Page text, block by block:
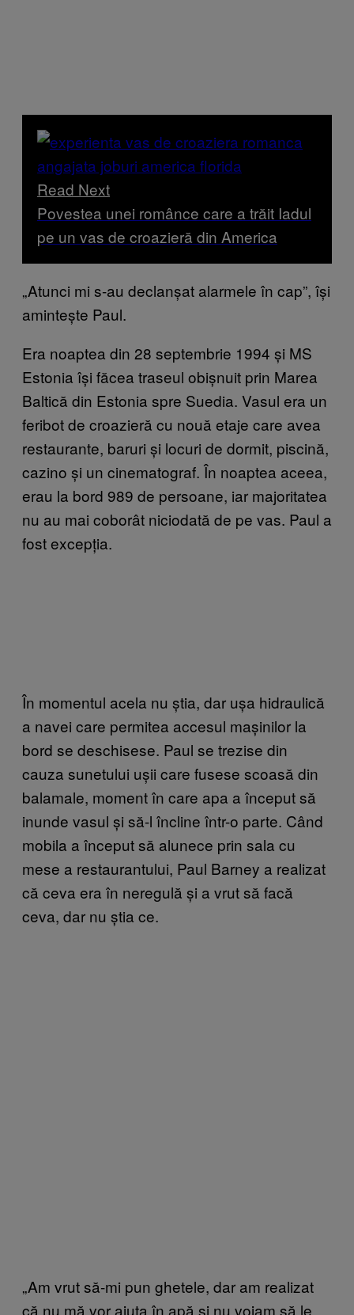
Read Next
Povestea unei românce care a trăit Iadul
pe un vas de croazieră din America
„Atunci mi s-au declanșat alarmele în cap”, își
amintește Paul.
Era noaptea din 28 septembrie 1994 și MS
Estonia își făcea traseul obișnuit prin Marea
Baltică din Estonia spre Suedia. Vasul era un
feribot de croazieră cu nouă etaje care avea
restaurante, baruri și locuri de dormit, piscină,
cazino și un cinematograf. În noaptea aceea,
erau la bord 989 de persoane, iar majoritatea
nu au mai coborât niciodată de pe vas. Paul a
fost excepția.
În momentul acela nu știa, dar ușa hidraulică
a navei care permitea accesul mașinilor la
bord se deschisese. Paul se trezise din
cauza sunetului ușii care fusese scoasă din
balamale, moment în care apa a început să
inunde vasul și să-l încline într-o parte. Când
mobila a început să alunece prin sala cu
mese a restaurantului, Paul Barney a realizat
că ceva era în neregulă și a vrut să facă
ceva, dar nu știa ce.
„Am vrut să-mi pun ghetele, dar am realizat
că nu mă vor ajuta în apă și nu voiam să le